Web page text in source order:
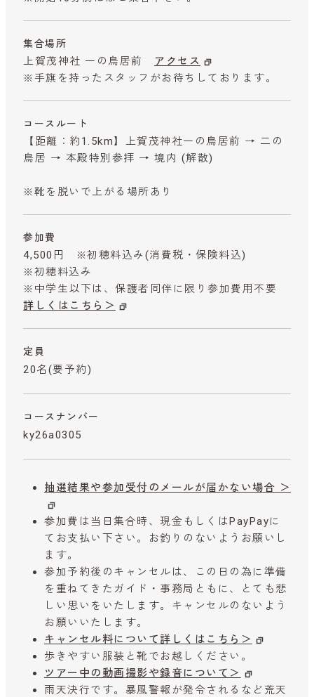
集合場所
上賀茂神社 一の鳥居前
アクセス
※手旗を持ったスタッフがお待ちしております。
コースルート
【距離：約1.5km】上賀茂神社一の鳥居前 → 二の
鳥居 → 本殿特別参拝 → 境内 (解散)
※靴を脱いで上がる場所あり
参加費
4,500円 ※初穂料込み (消費税・保険料込)
※初穂料込み
※中学生以下は、保護者同伴に限り参加費用不要
詳しくはこちら＞
定員
20名(要予約)
コースナンバー
ky26a0305
抽選結果や参加受付のメールが届かない場合 ＞
参加費は当日集合時、現金もしくはPayPayに
てお支払い下さい。お釣りのないようお願いし
ます。
参加予約後のキャンセルは、この日の為に準備
を重ねてきたガイド・事務局ともに、とても悲
しい思いをいたします。キャンセルのないよう
お願いいたします。
キャンセル料について詳しくはこちら＞
歩きやすい服装と靴でお越しください。
ツアー中の動画撮影や録音について＞
雨天決行です。暴風警報が発令されるなど荒天